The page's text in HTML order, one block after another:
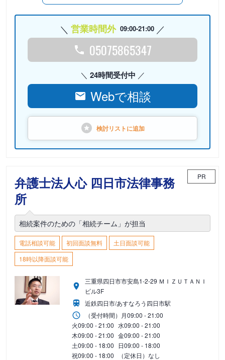
営業時間外 09:00-21:00
05075865347
24時間受付中
Webで相談
検討リストに追加
弁護士法人心 四日市法律事務
所
PR
相続案件のための「相続チーム」が担当
電話相談可能 初回面談無料
土日面談可能
18時以降面談可能
三重県四日市市安島1-2-29 ＭＩＺＵＴＡＮＩ
ビル3F
近鉄四日市/あすなろう四日市駅
（受付時間） 月09:00 - 21:00
火09:00 - 21:00 水09:00 - 21:00
木09:00 - 21:00 金09:00 - 21:00
土09:00 - 18:00 日09:00 - 18:00
祝09:00 - 18:00 （定休日）なし